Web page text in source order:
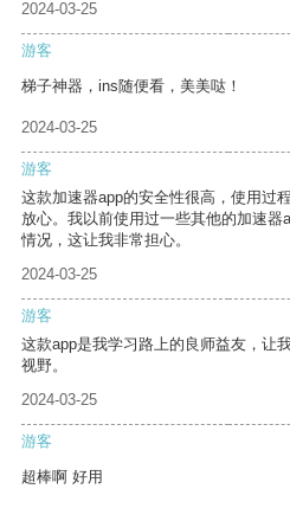
2024-03-25
游客
梯子神器，ins随便看，美美哒！
2024-03-25
游客
这款加速器app的安全性很高，使用过
放心。我以前使用过一些其他的加速器
情况，这让我非常担心。
2024-03-25
游客
这款app是我学习路上的良师益友，让
视野。
2024-03-25
游客
超棒啊 好用